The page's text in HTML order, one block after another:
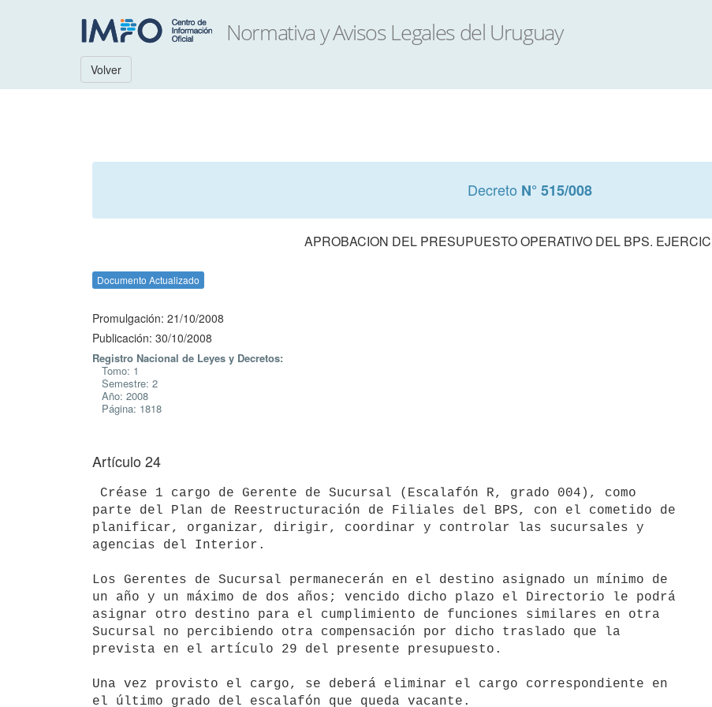
Volver
Decreto N° 515/008
APROBACION DEL PRESUPUESTO OPERATIVO DEL BPS.
Documento Actualizado
Promulgación: 21/10/2008
Publicación: 30/10/2008
Registro Nacional de Leyes y Decretos:
Tomo: 1
Semestre: 2
Año: 2008
Página: 1818
Artículo 24
parte del Plan de Reestructuración de Filiales del BPS, con el cometido de
planificar, organizar, dirigir, coordinar y controlar las sucursales y
agencias del Interior.
Los Gerentes de Sucursal permanecerán en el destino asignado un mínimo de
un año y un máximo de dos años; vencido dicho plazo el Directorio le podrá
asignar otro destino para el cumplimiento de funciones similares en otra
Sucursal no percibiendo otra compensación por dicho traslado que la
prevista en el artículo 29 del presente presupuesto.
Una vez provisto el cargo, se deberá eliminar el cargo correspondiente en